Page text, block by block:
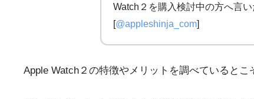
Watch２を購入検討中の方へ言
[@appleshinja_com]
Apple Watch２の特徴やメリットを調べていると